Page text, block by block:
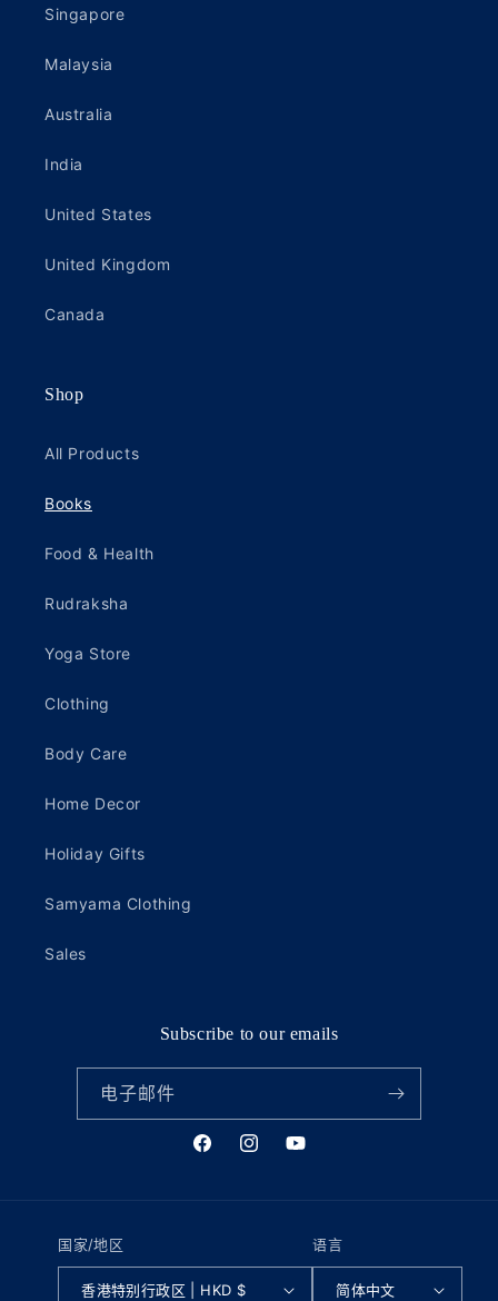
Singapore
Malaysia
Australia
India
United States
United Kingdom
Canada
Shop
All Products
Books
Food & Health
Rudraksha
Yoga Store
Clothing
Body Care
Home Decor
Holiday Gifts
Samyama Clothing
Sales
Subscribe to our emails
电子邮件
FacebookInstagramYouTube
国家/地区
香港特别行政区 | HKD $
语言
简体中文